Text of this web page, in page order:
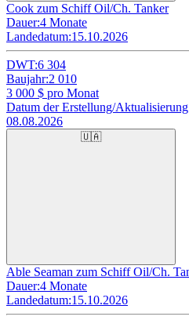
Cook zum Schiff Oil/Ch. Tanker
Dauer:4 Monate
Landedatum:15.10.2026
DWT:6 304
Baujahr:2 010
3 000 $ pro Monat
Datum der Erstellung/
08.08.2026
🇺🇦
Able Seaman zum Schiff Oil/Ch.
Dauer:4 Monate
Landedatum:15.10.2026